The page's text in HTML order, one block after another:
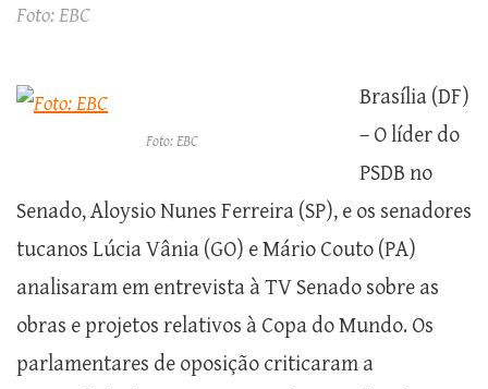
Foto: EBC
Foto: EBC
Brasília (DF)
– O líder do
PSDB no
Senado, Aloysio Nunes Ferreira (SP), e os senadores
tucanos Lúcia Vânia (GO) e Mário Couto (PA)
analisaram em entrevista à TV Senado sobre as
obras e projetos relativos à Copa do Mundo. Os
parlamentares de oposição criticaram a